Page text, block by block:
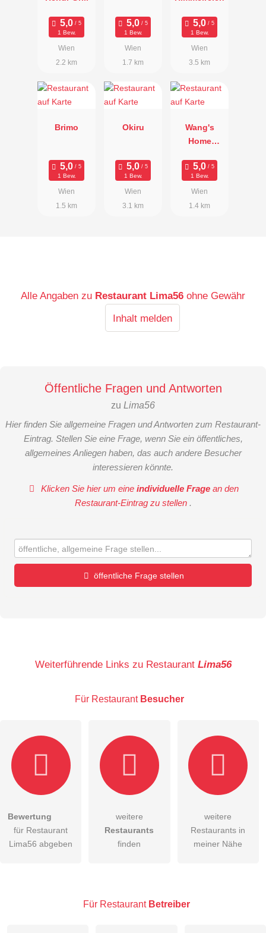
1 Bew.
Wien
2.2 km
1 Bew.
Wien
1.7 km
1 Bew.
Wien
3.5 km
Brimo
1 Bew.
Wien
1.5 km
Okiru
1 Bew.
Wien
3.1 km
Wang's
Home
1 Bew.
Wien
1.4 km
Alle Angaben zu Restaurant Lima56 ohne Gewähr
Inhalt melden
Öffentliche Fragen und Antworten
zu Lima56
Hier finden Sie allgemeine Fragen und Antworten zum Restaurant-
Eintrag. Stellen Sie eine Frage, wenn Sie ein öffentliches,
allgemeines Anliegen haben, das auch andere Besucher
interessieren könnte.
Klicken Sie hier um eineindividuelle Frage an den
Restaurant-Eintrag zu stellen .
öffentliche Frage stellen
E-Mail-Adresse (wird nicht veröffentlicht)
Hiermit akzeptiere ich dieAGB
DieDatenschutzerklärung habe ich zur Kenntnis genommen.
Bitte beachten Sie, öffentliche Fragen sind
Weiterführende Links zu Restaurant Lima56
Für Restaurant Besucher
Bewertung
für Restaurant
Lima56 abgeben
weitere
Restaurants
finden
weitere
Restaurants in
meiner Nähe
Für Restaurant Betreiber